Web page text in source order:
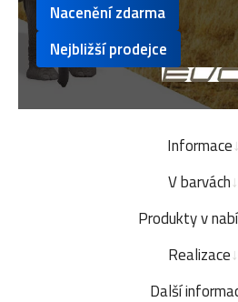
Nacenění zdarma
Nejbližší prodejce
Informace
V barvách
Produkty v
Realizace
Další